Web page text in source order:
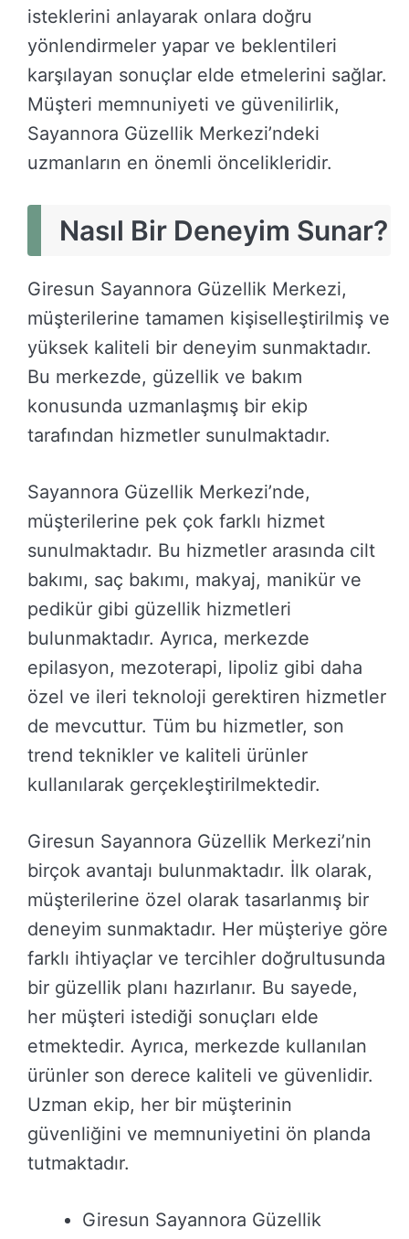
isteklerini anlayarak onlara doğru
yönlendirmeler yapar ve beklentileri
karşılayan sonuçlar elde etmelerini sağlar.
Müşteri memnuniyeti ve güvenilirlik,
Sayannora Güzellik Merkezi’ndeki
uzmanların en önemli öncelikleridir.
Nasıl Bir Deneyim Sunar?
Giresun Sayannora Güzellik Merkezi,
müşterilerine tamamen kişiselleştirilmiş ve
yüksek kaliteli bir deneyim sunmaktadır.
Bu merkezde, güzellik ve bakım
konusunda uzmanlaşmış bir ekip
tarafından hizmetler sunulmaktadır.
Sayannora Güzellik Merkezi’nde,
müşterilerine pek çok farklı hizmet
sunulmaktadır. Bu hizmetler arasında cilt
bakımı, saç bakımı, makyaj, manikür ve
pedikür gibi güzellik hizmetleri
bulunmaktadır. Ayrıca, merkezde
epilasyon, mezoterapi, lipoliz gibi daha
özel ve ileri teknoloji gerektiren hizmetler
de mevcuttur. Tüm bu hizmetler, son
trend teknikler ve kaliteli ürünler
kullanılarak gerçekleştirilmektedir.
Giresun Sayannora Güzellik Merkezi’nin
birçok avantajı bulunmaktadır. İlk olarak,
müşterilerine özel olarak tasarlanmış bir
deneyim sunmaktadır. Her müşteriye göre
farklı ihtiyaçlar ve tercihler doğrultusunda
bir güzellik planı hazırlanır. Bu sayede,
her müşteri istediği sonuçları elde
etmektedir. Ayrıca, merkezde kullanılan
ürünler son derece kaliteli ve güvenlidir.
Uzman ekip, her bir müşterinin
güvenliğini ve memnuniyetini ön planda
tutmaktadır.
Giresun Sayannora Güzellik